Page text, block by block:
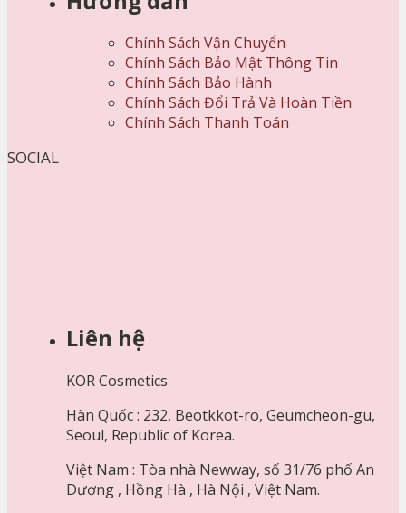
Chính Sách Vận Chuyển
Chính Sách Bảo Mật Thông Tin
Chính Sách Bảo Hành
Chính Sách Đổi Trả Và Hoàn Tiền
Chính Sách Thanh Toán
SOCIAL
Liên hệ
KOR Cosmetics
Hàn Quốc : 232, Beotkkot-ro, Geumcheon-gu,
Seoul, Republic of Korea.
Việt Nam : Tòa nhà Newway, số 31/76 phố An
Dương , Hồng Hà , Hà Nội , Việt Nam.